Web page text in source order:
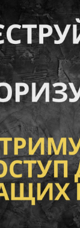
магазин?
Wiking™